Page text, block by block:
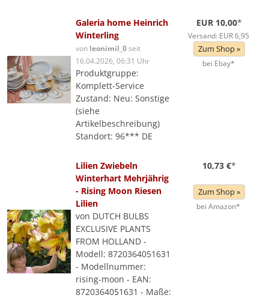
Galeria home Heinrich
Winterling
von leonimil_0seit
16.04.2026, 06:31 Uhr
Produktgruppe:
Komplett-Service
Zustand: Neu: Sonstige
(siehe
Artikelbeschreibung)
Standort: 96*** DE
EUR 10,00*
Versand: EUR 6,95
Zum Shop »
bei Ebay*
Lilien Zwiebeln
Winterhart Mehrjährig
- Rising Moon Riesen
Lilien
von DUTCH BULBS
EXCLUSIVE PLANTS
FROM HOLLAND -
Modell: 8720364051631
- Modellnummer:
rising-moon - EAN:
8720364051631 - Maße:
10,73 €*
Zum Shop »
bei Amazon*